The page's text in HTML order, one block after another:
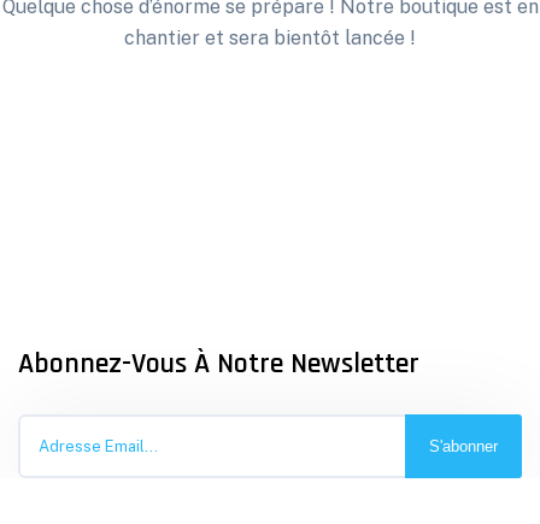
Quelque chose d’énorme se prépare ! Notre boutique est en
chantier et sera bientôt lancée !
Abonnez-Vous À Notre Newsletter
S'abonner